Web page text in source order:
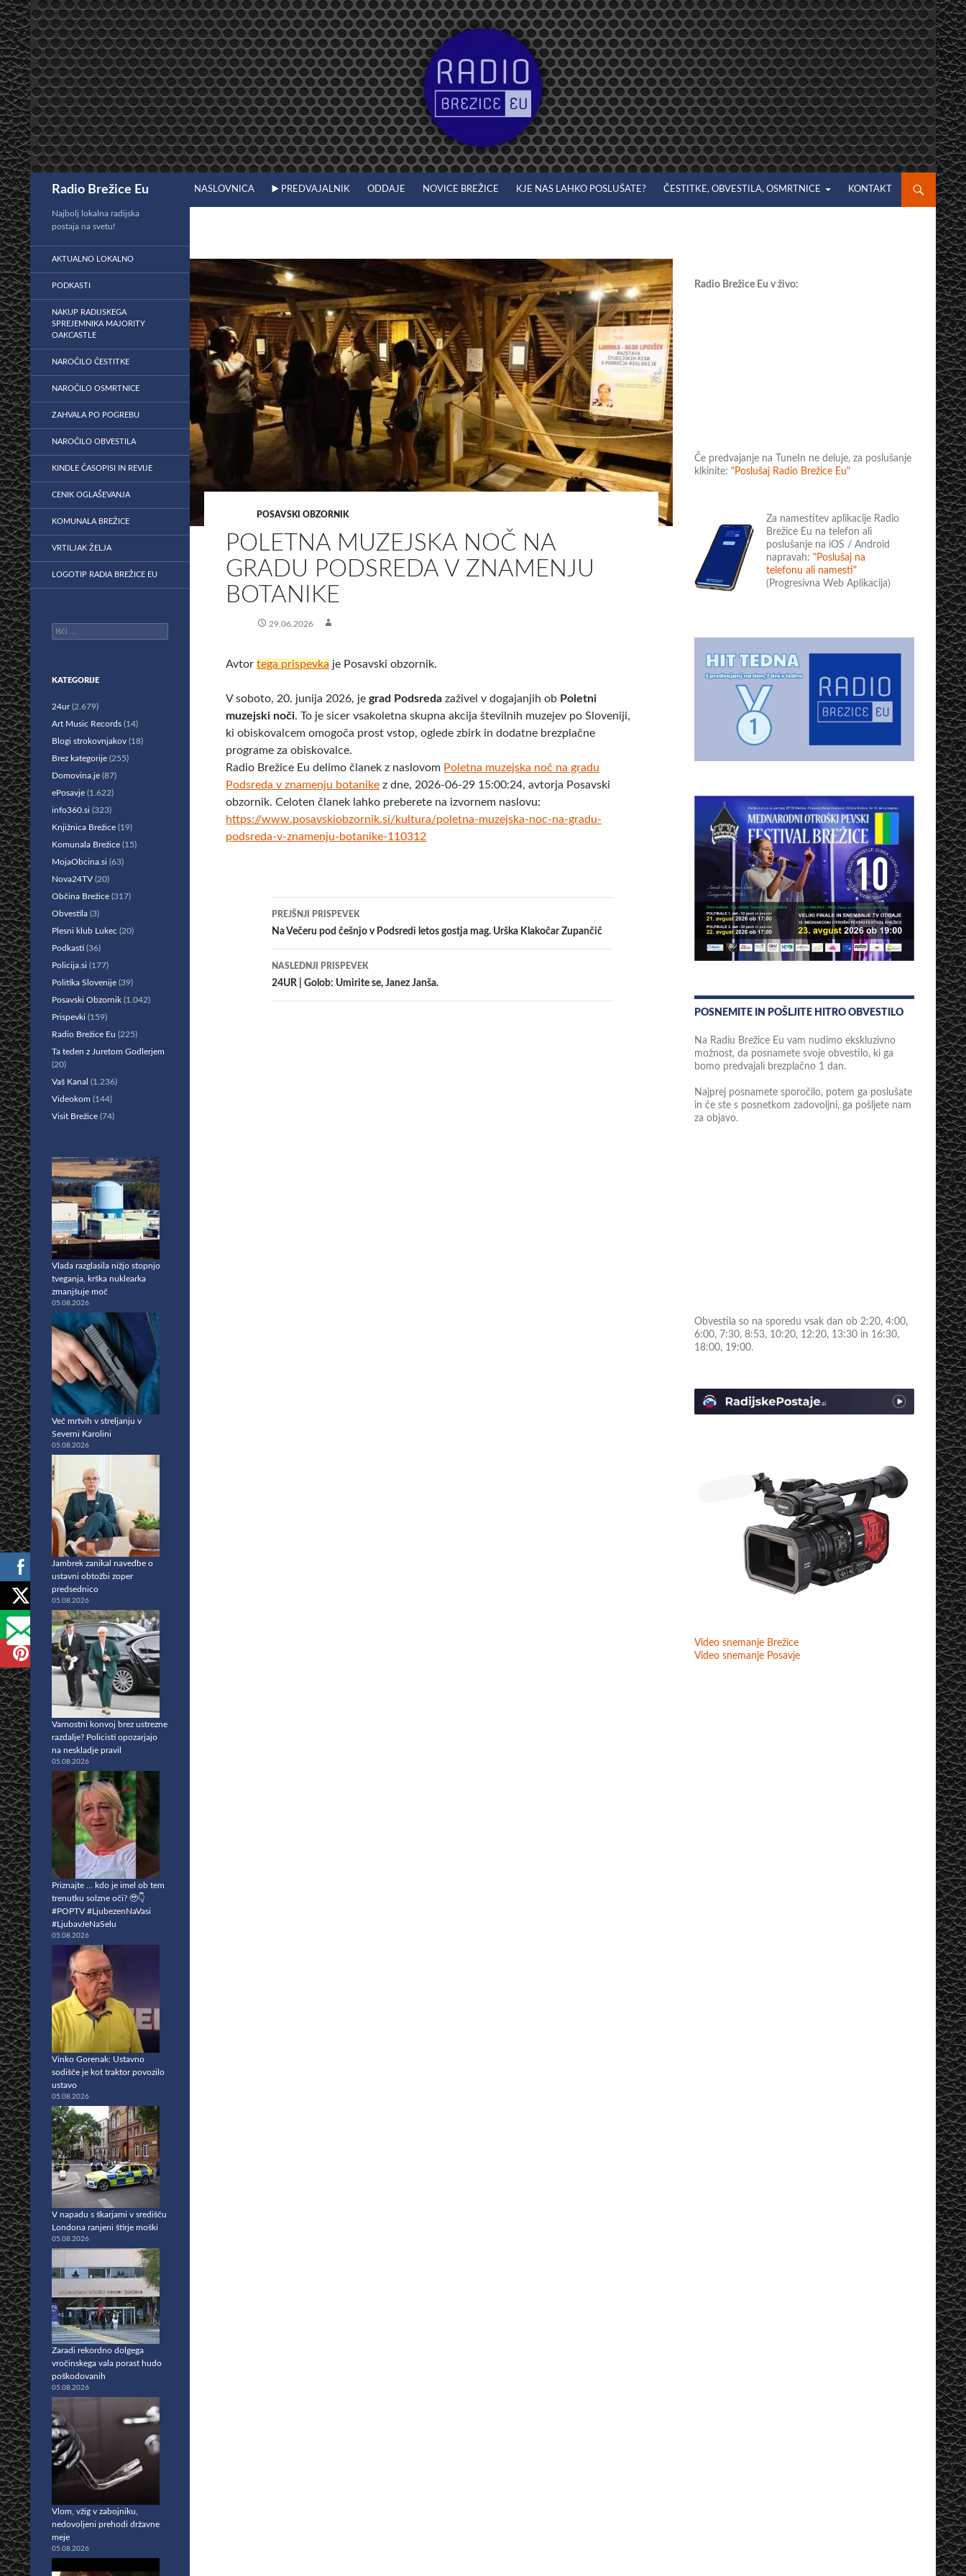
Preskoči
na
vsebino
Radio Brežice Eu NASLOVNICA ▶️ PREDVAJALNIK ODDAJE NOVICE BREŽICE KJE NAS LAHKO POSLUŠATE? ČESTITKE, OBVESTILA, OSMRTNICE KONTAKT
POSAVSKI OBZORNIK
POLETNA MUZEJSKA NOČ NA
GRADU PODSREDA V ZNAMENJU
BOTANIKE
29.06.2026
Avtortega prispevka je Posavski obzornik.
V soboto, 20. junija 2026, jegrad Podsreda zaživel v dogajanjih ob Poletni
muzejski noči. To je sicer vsakoletna skupna akcija številnih muzejev po Sloveniji,
ki obiskovalcem omogoča prost vstop, oglede zbirk in dodatne brezplačne
programe za obiskovalce.
Radio Brežice Eu delimo članek z naslovom Poletna muzejska noč na gradu
Podsreda v znamenju botanike z dne, 2026-06-29 15:00:24, avtorja Posavski
obzornik. Celoten članek lahko preberete na izvornem naslovu:
https://www.posavskiobzornik.si/kultura/poletna-muzejska-noc-na-gradu-
podsreda-v-znamenju-botanike-110312
Krmarjenje
po
prispevkih
PREJŠNJI PRISPEVEK
Na Večeru pod češnjo v Podsredi letos gostja mag. Urška Klakočar Zupančič
NASLEDNJI PRISPEVEK
24UR | Golob: Umirite se, Janez Janša.
Radio Brežice Eu v živo:
Če predvajanje na TuneIn ne deluje, za poslušanje
klkinite: "Poslušaj Radio Brežice Eu"
Za namestitev aplikacije Radio
Brežice Eu na telefon ali
poslušanje na iOS / Android
napravah: "Poslušaj na
telefonu ali namesti"
(Progresivna Web Aplikacija)
POSNEMITE IN POŠLJITE HITRO OBVESTILO
Na Radiu Brežice Eu vam nudimo ekskluzivno
možnost, da posnamete svoje obvestilo, ki ga
bomo predvajali brezplačno 1 dan.
Najprej posnamete sporočilo, potem ga poslušate
in če ste s posnetkom zadovoljni, ga pošljete nam
za objavo.
Obvestila so na sporedu vsak dan ob 2:20, 4:00,
6:00, 7:30, 8:53, 10:20, 12:20, 13:30 in 16:30,
18:00, 19:00.
Video snemanje Brežice
Video snemanje Posavje
Najbolj lokalna radijska
postaja na svetu!
AKTUALNO LOKALNO
PODKASTI
NAKUP RADIJSKEGA
SPREJEMNIKA MAJORITY
OAKCASTLE
NAROČILO ČESTITKE
NAROČILO OSMRTNICE
ZAHVALA PO POGREBU
NAROČILO OBVESTILA
KINDLE ČASOPISI IN REVIJE
CENIK OGLAŠEVANJA
KOMUNALA BREŽICE
VRTILJAK ŽELJA
LOGOTIP RADIA BREŽICE EU
Išči:
KATEGORIJE
24ur(2.679)
Art Music Records (14)
Blogi strokovnjakov (18)
Brez kategorije (255)
Domovina.je (87)
ePosavje (1.622)
info360.si (323)
Knjižnica Brežice (19)
Komunala Brežice (15)
MojaObcina.si (63)
Nova24TV (20)
Občina Brežice (317)
Obvestila (3)
Plesni klub Lukec (20)
Podkasti (36)
Policija.si (177)
Politika Slovenije (39)
Posavski Obzornik (1.042)
Prispevki (159)
Radio Brežice Eu (225)
Ta teden z Juretom Godlerjem
(20)
Vaš Kanal (1.236)
Videokom (144)
Visit Brežice (74)
Vlada razglasila nižjo stopnjo
tveganja, krška nuklearka
zmanjšuje moč
05.08.2026
Več mrtvih v streljanju v
Severni Karolini
05.08.2026
Jambrek zanikal navedbe o
ustavni obtožbi zoper
predsednico
05.08.2026
Varnostni konvoj brez ustrezne
razdalje? Policisti opozarjajo
na neskladje pravil
05.08.2026
Priznajte … kdo je imel ob tem
trenutku solzne oči? 🥹👇
#POPTV #LjubezenNaVasi
#LjubavJeNaSelu
05.08.2026
Vinko Gorenak: Ustavno
sodišče je kot traktor povozilo
ustavo
05.08.2026
V napadu s škarjami v središču
Londona ranjeni štirje moški
05.08.2026
Zaradi rekordno dolgega
vročinskega vala porast hudo
poškodovanih
05.08.2026
Vlom, vžig v zabojniku,
nedovoljeni prehodi državne
meje
05.08.2026